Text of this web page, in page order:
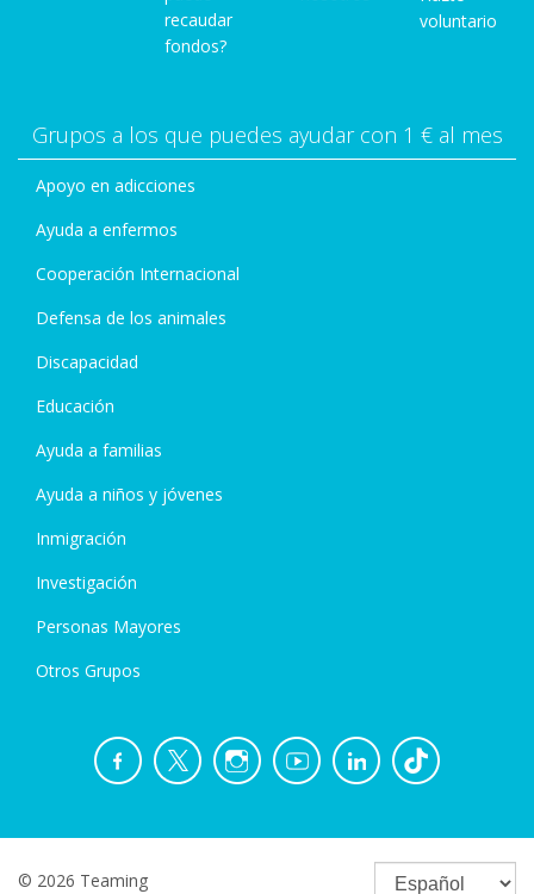
recaudar
fondos?
voluntario
Grupos a los que puedes ayudar con 1 € al mes
Apoyo en adicciones
Ayuda a enfermos
Cooperación Internacional
Defensa de los animales
Discapacidad
Educación
Ayuda a familias
Ayuda a niños y jóvenes
Inmigración
Investigación
Personas Mayores
Otros Grupos
© 2026 Teaming